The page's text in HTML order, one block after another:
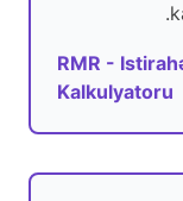
RMR -
Kalkulyatoru